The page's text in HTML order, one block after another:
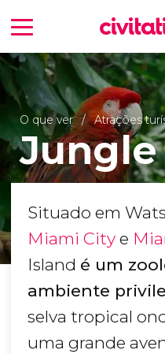
O que ver Atrações
Situado em
Miami City e
Island é um
ambiente
selva tropical
uma grande